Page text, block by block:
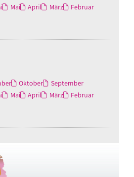
Mai April März
Februar
Oktober
September
Mai April März
Februar